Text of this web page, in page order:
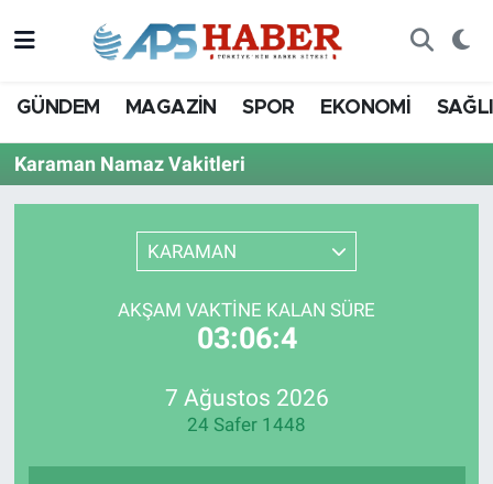
GÜNDEM MAGAZİN SPOR EKONOMİ
Karaman Namaz Vakitleri
KARAMAN
AKŞAM VAKTINE KALAN SÜRE
03:06:4
7 Ağustos 2026
24 Safer 1448